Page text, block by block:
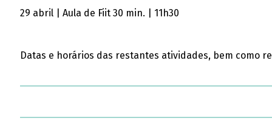
29 abril | Aula de Fiit 30 min. | 11h30
Datas e horários das restantes atividades, bem como